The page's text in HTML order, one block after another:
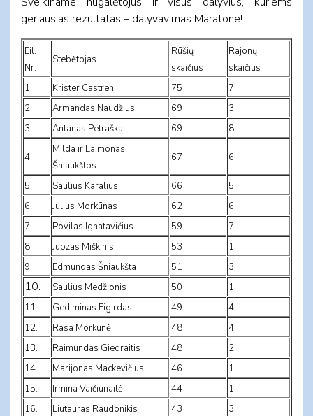
geriausias rezultatas – dalyvavimas Maratone!
Eil.
Nr.
Stebėtojas
Rūšių
skaičius
Rajonų
skaičius
1.
Krister Castren 75
7
2.
Armandas Naudžius 69
3
3.
Antanas Petraška 69 8
4.
Milda ir Laimonas
Šniaukštos
67 6
5. Saulius Karalius 66
5
6.
Julius Morkūnas 62
6
7.
Povilas Ignatavičius 59
7
8.
Juozas Miškinis 53
1
9.
Edmundas Šniaukšta 51 3
10. Saulius Medžionis 50
1
11.
Gediminas Eigirdas 49
4
12.
Rasa Morkūnė 48
4
13.
Raimundas Giedraitis 48
2
14.
Marijonas Mackevičius 46
1
15.
Irmina Vaičiūnaitė 44
1
16.
Liutauras Raudonikis 43
3